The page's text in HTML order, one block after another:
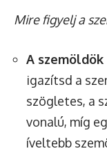
Mire figyelj a
A szemöldök
igazítsd a
szögletes, a
vonalú, míg
íveltebb